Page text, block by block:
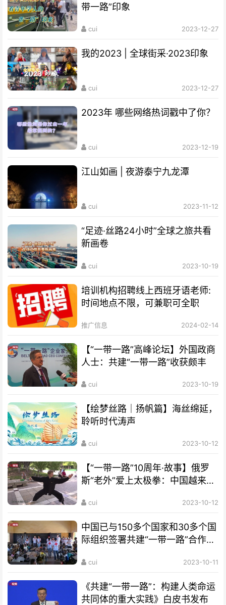
带一路”印象
cui 2023-12-27
我的2023 | 全球街采·2023印象
cui 2023-12-27
2023年 哪些网络热词戳中了你？
cui 2023-12-19
江山如画 | 夜游泰宁九龙潭
cui 2023-11-12
“足迹·丝路24小时”全球之旅共看
新画卷
cui 2023-10-19
培训机构招聘线上西班牙语老师:
时间地点不限，可兼职可全职
推广信息 2024-02-14
【“一带一路”高峰论坛】外国政商
人士：共建“一带一路”收获颇丰
cui 2023-10-19
【绘梦丝路｜扬帆篇】海丝绵延，
聆听时代涛声
cui 2023-10-12
【“一带一路”10周年·故事】俄罗
斯“老外”爱上太极拳：中国越来越
cui 2023-10-12
中国已与150多个国家和30多个国
际组织签署共建“一带一路”合作文
cui 2023-10-11
《共建“一带一路”：构建人类命运
共同体的重大实践》白皮书发布